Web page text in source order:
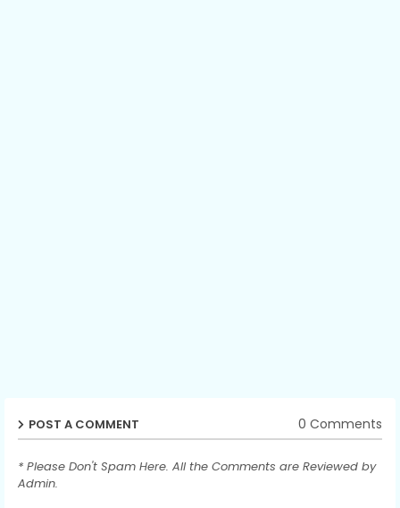
POST A COMMENT 0 Comments
* Please Don't Spam Here. All the Comments are Reviewed by
Admin.